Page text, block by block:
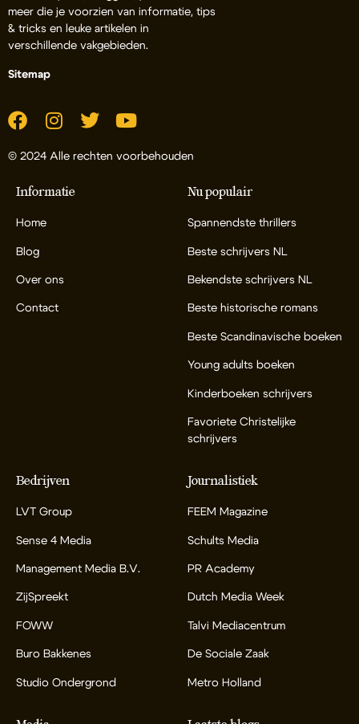
meer die je voorzien van informatie, tips
& tricks en leuke artikelen in
verschillende vakgebieden.
Sitemap
© 2024 Alle rechten voorbehouden
Informatie
Home
Blog
Over ons
Contact
Nu populair
Spannendste thrillers
Beste schrijvers NL
Bekendste schrijvers NL
Beste historische romans
Beste Scandinavische boeken
Young adults boeken
Kinderboeken schrijvers
Favoriete Christelijke
schrijvers
Bedrijven
LVT Group
Sense 4 Media
Management Media B.V.
ZijSpreekt
FOWW
Buro Bakkenes
Studio Ondergrond
Journalistiek
FEEM Magazine
Schults Media
PR Academy
Dutch Media Week
Talvi Mediacentrum
De Sociale Zaak
Metro Holland